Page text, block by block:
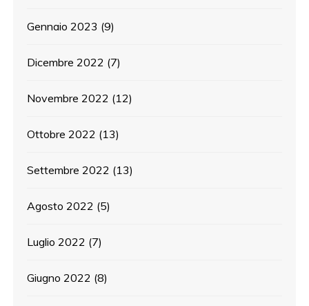
Gennaio 2023 (9)
Dicembre 2022 (7)
Novembre 2022 (12)
Ottobre 2022 (13)
Settembre 2022 (13)
Agosto 2022 (5)
Luglio 2022 (7)
Giugno 2022 (8)